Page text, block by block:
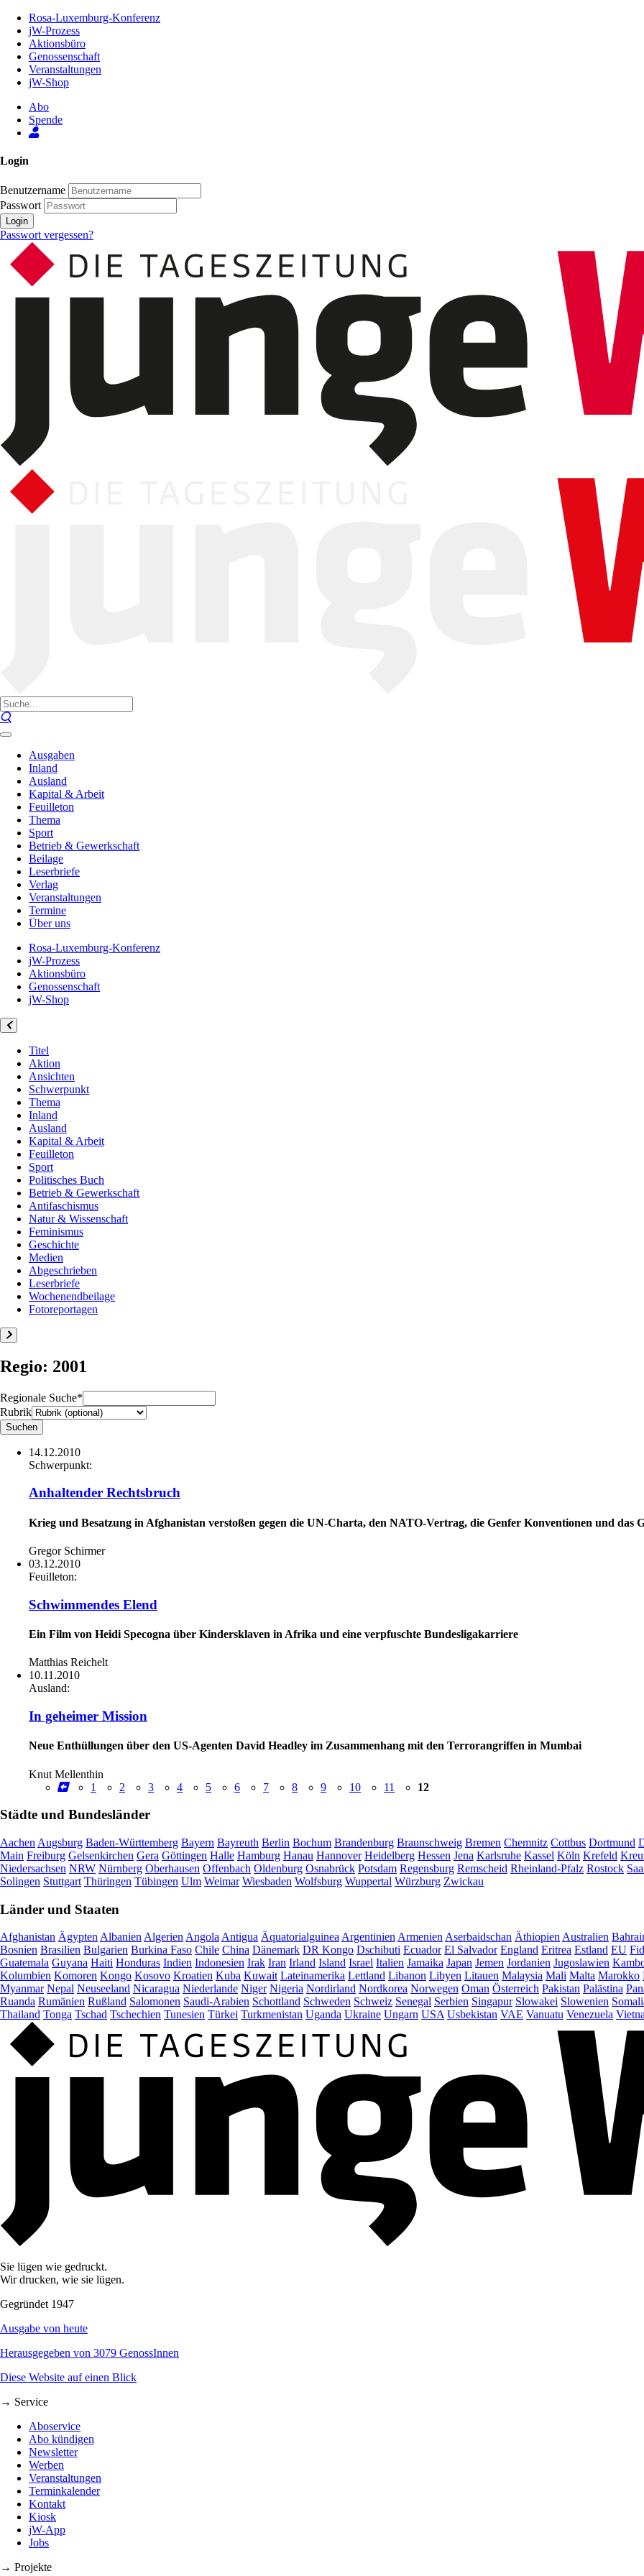
Inhalt
Seite
Rosa-Luxemburg-Konferenz
jW-Prozess
Aktionsbüro
Genossenschaft
Veranstaltungen
jW-Shop
Abo
Spende
Login
Benutzername
Passwort
Login
Passwort vergessen?
Ausgaben
Inland
Ausland
Kapital & Arbeit
Feuilleton
Thema
Sport
Betrieb & Gewerkschaft
Beilage
Leserbriefe
Verlag
Veranstaltungen
Termine
Über uns
Rosa-Luxemburg-Konferenz
jW-Prozess
Aktionsbüro
Genossenschaft
jW-Shop
Titel
Aktion
Ansichten
Schwerpunkt
Thema
Inland
Ausland
Kapital & Arbeit
Feuilleton
Sport
Politisches Buch
Betrieb & Gewerkschaft
Antifaschismus
Natur & Wissenschaft
Feminismus
Geschichte
Medien
Abgeschrieben
Leserbriefe
Wochenendbeilage
Fotoreportagen
Regio: 2001
Regionale Suche*
Rubrik
14.12.2010
Schwerpunkt:
Anhaltender Rechtsbruch
Krieg und Besatzung in Afghanistan verstoßen gegen die UN-Charta, den NATO-Vertrag, die Genfer Konventionen und das
Gregor Schirmer
03.12.2010
Feuilleton:
Schwimmendes Elend
Ein Film von Heidi Specogna über Kindersklaven in Afrika und eine ­verpfuschte Bundesligakarriere
Matthias Reichelt
10.11.2010
Ausland:
In geheimer Mission
Neue Enthüllungen über den US-Agenten David Headley im Zusammenhang mit den Terrorangriffen in Mumbai
Knut Mellenthin
1
2 3 4 5 6 7 8 9 10 11 12
Städte und Bundesländer
Aachen Augsburg Baden-Württemberg Bayern Bayreuth Berlin Bochum Brandenburg Braunschweig Bremen Chemnitz Cottbus Dortmund
Main Freiburg Gelsenkirchen Gera Göttingen Halle Hamburg Hanau Hannover Heidelberg Hessen Jena Karlsruhe Kassel Köln Krefeld
Niedersachsen NRW Nürnberg Oberhausen Offenbach Oldenburg Osnabrück Potsdam Regensburg Remscheid Rheinland-Pfalz Rostock
Solingen Stuttgart Thüringen Tübingen Ulm Weimar Wiesbaden Wolfsburg Wuppertal Würzburg Zwickau
Länder und Staaten
Afghanistan Ägypten Albanien Algerien Angola Antigua Äquatorialguinea Argentinien Armenien Aserbaidschan Äthiopien Australien
Bosnien Brasilien Bulgarien Burkina Faso Chile China Dänemark DR Kongo Dschibuti Ecuador El Salvador England Eritrea Estland EU
Guatemala Guyana Haiti Honduras Indien Indonesien Irak Iran Irland Island Israel Italien Jamaika Japan Jemen Jordanien Jugoslawien
Kolumbien Komoren Kongo Kosovo Kroatien Kuba Kuwait Lateinamerika Lettland Libanon Libyen Litauen Malaysia Mali Malta Marokko
Myanmar Nepal Neuseeland Nicaragua Niederlande Niger Nigeria Nordirland Nordkorea Norwegen Oman Österreich Pakistan Palästina
Ruanda Rumänien Rußland Salomonen Saudi-Arabien Schottland Schweden Schweiz Senegal Serbien Singapur Slowakei Slowenien
Thailand Tonga Tschad Tschechien Tunesien Türkei Turkmenistan Uganda Ukraine Ungarn USA Usbekistan VAE Vanuatu Venezuela
Sie lügen wie gedruckt.
Wir drucken, wie sie lügen.
Gegründet 1947
Ausgabe von heute
Herausgegeben von 3079 GenossInnen
Diese Website auf einen Blick
→ Service
Aboservice
Abo kündigen
Newsletter
Werben
Veranstaltungen
Terminkalender
Kontakt
Kiosk
jW-App
Jobs
→ Projekte